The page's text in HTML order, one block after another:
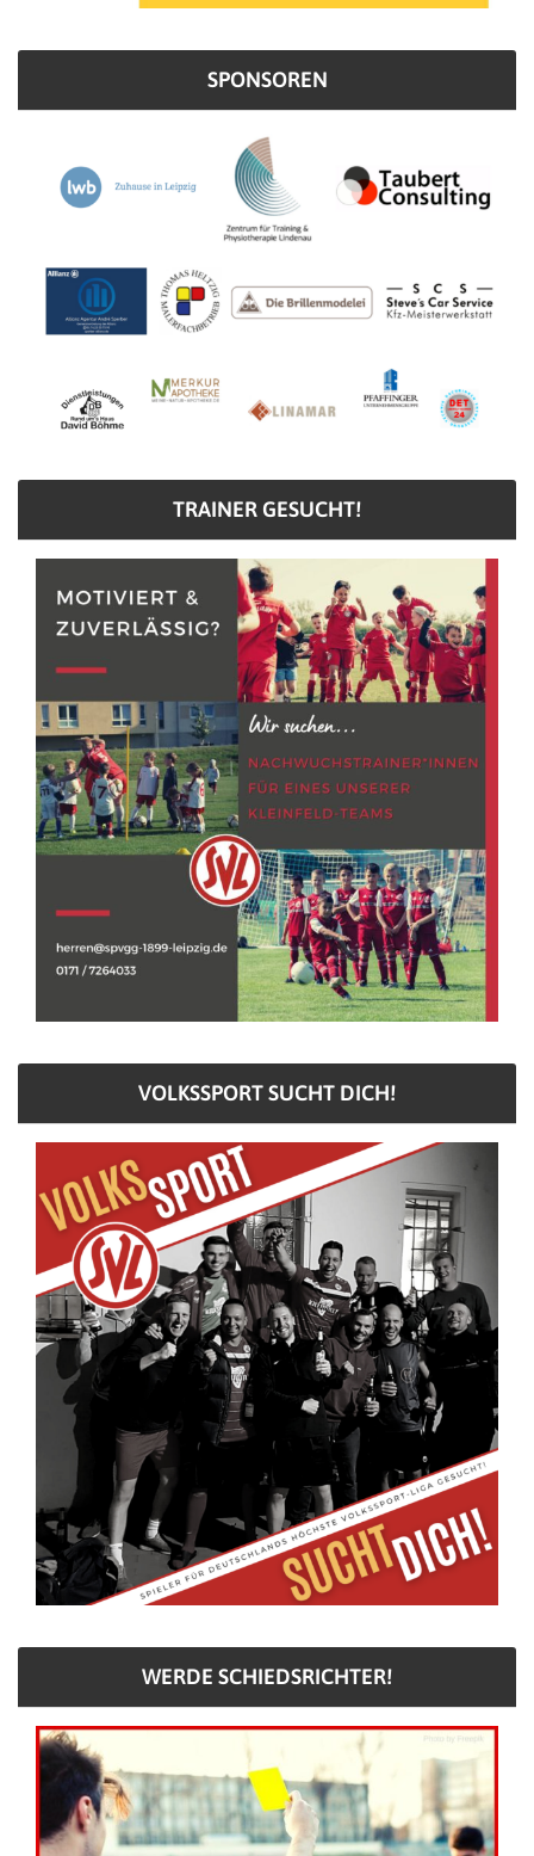
SPONSOREN
TRAINER GESUCHT!
VOLKSSPORT SUCHT DICH!
WERDE SCHIEDSRICHTER!